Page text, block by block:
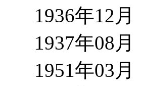
1936年12月
1937年08月
1951年03月